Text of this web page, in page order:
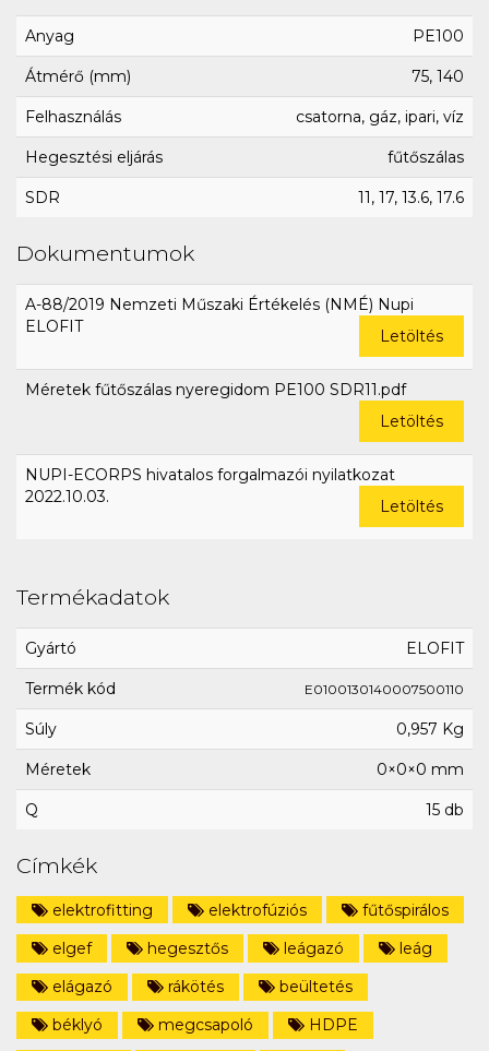
Anyag PE100
Átmérő (mm) 75, 140
Felhasználás csatorna, gáz, ipari, víz
Hegesztési eljárás fűtőszálas
SDR 11, 17, 13.6, 17.6
Dokumentumok
A-88/2019 Nemzeti Műszaki Értékelés (NMÉ) Nupi
ELOFIT
Letöltés
Méretek fűtőszálas nyeregidom PE100 SDR11.pdf
Letöltés
NUPI-ECORPS hivatalos forgalmazói nyilatkozat
2022.10.03.
Letöltés
Termékadatok
Gyártó ELOFIT
Termék kód E0100130140007500110
Súly 0,957 Kg
Méretek 0×0×0 mm
Q 15 db
Címkék
elektrofitting elektrofúziós
fűtőspirálos
elgef
hegesztős leágazó
leág
elágazó
rákötés
beültetés
béklyó
megcsapoló
HDPE